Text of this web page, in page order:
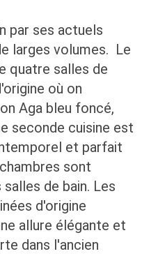
par ses actuels
larges volumes. Le
quatre salles de
où on
Aga bleu foncé,
seconde cuisine est
et parfait
sont
de bain. Les
d'origine
allure élégante et
dans l'ancien